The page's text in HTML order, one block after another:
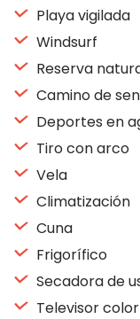
Playa vigilada
Windsurf
Reserva
Camino de
Deportes en
Tiro con arco
Vela
Climatización
Cuna
Frigorífico
Secadora de
Televisor color